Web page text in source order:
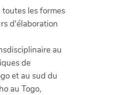
les formes
d'élaboration
au
de
et au sud du
au Togo,